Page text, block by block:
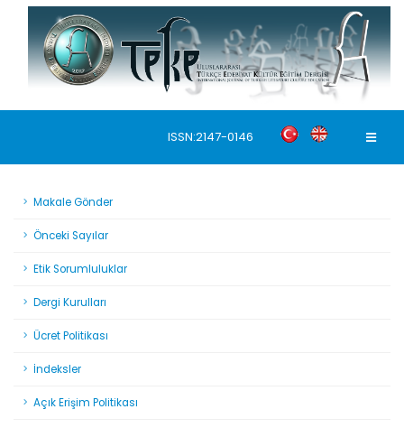
ISSN:2147-0146
Makale Gönder
Önceki Sayılar
Etik Sorumluluklar
Dergi Kurulları
Ücret Politikası
İndeksler
Açık Erişim Politikası